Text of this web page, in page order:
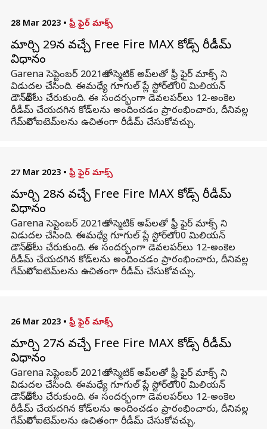
28 Mar 2023 • ఫ్రీ ఫైర్ మాక్స్
మార్చి 29న వచ్చే Free Fire MAX కోడ్స్ రీడీమ్
విధానం
Garena సెప్టెంబర్ 2021లో కాస్మెటిక్ అప్‌లతో ఫ్రీ ఫైర్ మాక్స్ ని
విడుదల చేసింది. ఈమధ్యే గూగుల్ ప్లే స్టోర్‌లో 100 మిలియన్
డౌన్‌లోడ్‌లు చేరుకుంది. ఈ సందర్భంగా డెవలపర్‌లు 12-అంకెల
రీడీమ్ చేయదగిన కోడ్‌లను అందించడం ప్రారంభించారు, దీనివల్ల
గేమ్‌లోని ఐటెమ్‌లను ఉచితంగా రీడీమ్ చేసుకోవచ్చు.
27 Mar 2023 • ఫ్రీ ఫైర్ మాక్స్
మార్చి 28న వచ్చే Free Fire MAX కోడ్స్ రీడీమ్
విధానం
Garena సెప్టెంబర్ 2021లో కాస్మెటిక్ అప్‌లతో ఫ్రీ ఫైర్ మాక్స్ ని
విడుదల చేసింది. ఈమధ్యే గూగుల్ ప్లే స్టోర్‌లో 100 మిలియన్
డౌన్‌లోడ్‌లు చేరుకుంది. ఈ సందర్భంగా డెవలపర్‌లు 12-అంకెల
రీడీమ్ చేయదగిన కోడ్‌లను అందించడం ప్రారంభించారు, దీనివల్ల
గేమ్‌లోని ఐటెమ్‌లను ఉచితంగా రీడీమ్ చేసుకోవచ్చు.
26 Mar 2023 • ఫ్రీ ఫైర్ మాక్స్
మార్చి 27న వచ్చే Free Fire MAX కోడ్స్ రీడీమ్
విధానం
Garena సెప్టెంబర్ 2021లో కాస్మెటిక్ అప్‌లతో ఫ్రీ ఫైర్ మాక్స్ ని
విడుదల చేసింది. ఈమధ్యే గూగుల్ ప్లే స్టోర్‌లో 100 మిలియన్
డౌన్‌లోడ్‌లు చేరుకుంది. ఈ సందర్భంగా డెవలపర్‌లు 12-అంకెల
రీడీమ్ చేయదగిన కోడ్‌లను అందించడం ప్రారంభించారు, దీనివల్ల
గేమ్‌లోని ఐటెమ్‌లను ఉచితంగా రీడీమ్ చేసుకోవచ్చు.